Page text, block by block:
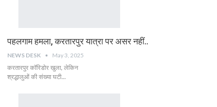
पहलगाम हमला, करतारपुर यात्रा पर असर नहीं..
NEWS DESK May 3, 2025
करतारपुर कॉरिडोर खुला, लेकिन
श्रद्धालुओं की संख्या घटी...